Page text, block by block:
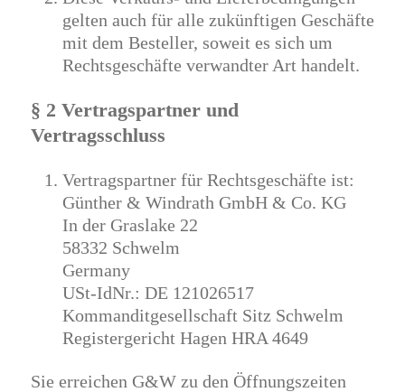
gelten auch für alle zukünftigen Geschäfte
mit dem Besteller, soweit es sich um
Rechtsgeschäfte verwandter Art handelt.
§ 2 Vertragspartner und
Vertragsschluss
Vertragspartner für Rechtsgeschäfte ist:
Günther & Windrath GmbH & Co. KG
In der Graslake 22
58332 Schwelm
Germany
USt-IdNr.: DE 121026517
Kommanditgesellschaft Sitz Schwelm
Registergericht Hagen HRA 4649
Sie erreichen G&W zu den Öffnungszeiten